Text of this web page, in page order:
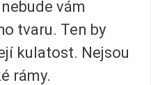
vám
tvaru. Ten by
kulatost. Nejsou
rámy.